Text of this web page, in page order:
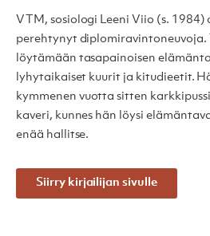
VTM, sosiologi Leeni Viio (s. 1984)
perehtynyt diplomiravintoneuvoja.
löytämään tasapainoisen
lyhytaikaiset kuurit ja kitudieetit.
kymmenen vuotta sitten
kaveri, kunnes hän löysi
enää hallitse.
Siirry kirjailijan sivulle